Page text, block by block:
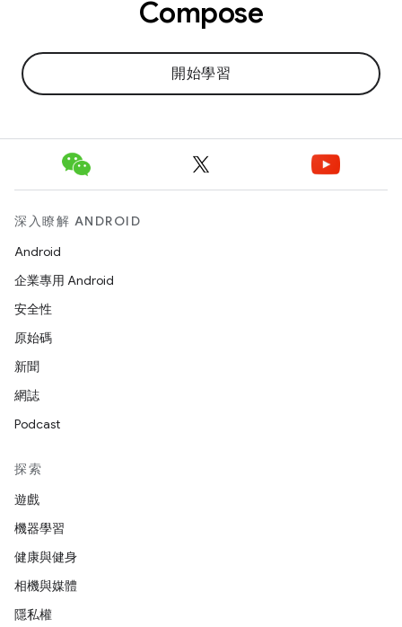
Compose
開始學習
深入瞭解 ANDROID
Android
企業專用 Android
安全性
原始碼
新聞
網誌
Podcast
探索
遊戲
機器學習
健康與健身
相機與媒體
隱私權